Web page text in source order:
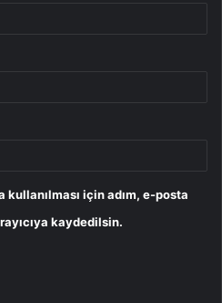
kullanılması için adım, e-posta
kaydedilsin.